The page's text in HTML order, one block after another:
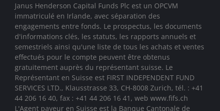
Janus Henderson Capital Funds Plc est un OPCVM
immatriculé en Irlande, avec séparation des
engagements entre fonds. Le prospectus, les documents
d'informations clés, les statuts, les rapports annuels et
semestriels ainsi qu'une liste de tous les achats et ventes
effectués pour le compte peuvent être obtenus
gratuitement auprès du représentant suisse. Le
Représentant en Suisse est FIRST INDEPENDENT FUND
SERVICES LTD., Klausstrasse 33, CH-8008 Zurich, tél. : +41
44 206 16 40, fax : +41 44 206 16 41, web www.fifs.ch
L'Agent payeur en Suisse est la Banque Cantonale de